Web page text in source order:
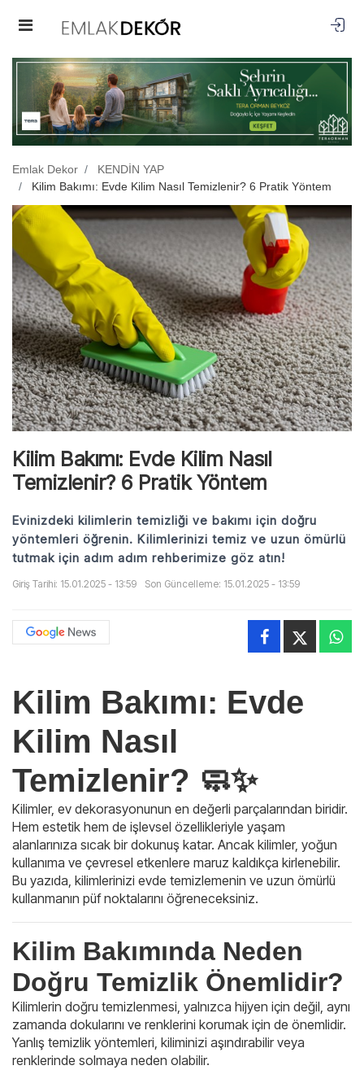
Emlak Dekor
KENDİN YAP
Kilim Bakımı: Evde Kilim Nasıl Temizlenir? 6 Pratik Yöntem
Kilim Bakımı: Evde Kilim Nasıl
Temizlenir? 6 Pratik Yöntem
Evinizdeki kilimlerin temizliği ve bakımı için doğru
yöntemleri öğrenin. Kilimlerinizi temiz ve uzun ömürlü
tutmak için adım adım rehberimize göz atın!
Giriş Tarihi: 15.01.2025 - 13:59 Son Güncelleme: 15.01.2025 - 13:59
Kilim Bakımı: Evde
Kilim Nasıl
Temizlenir? 🧼✨
Kilimler, ev dekorasyonunun en değerli parçalarından biridir.
Hem estetik hem de işlevsel özellikleriyle yaşam
alanlarınıza sıcak bir dokunuş katar. Ancak kilimler, yoğun
kullanıma ve çevresel etkenlere maruz kaldıkça kirlenebilir.
Bu yazıda, kilimlerinizi evde temizlemenin ve uzun ömürlü
kullanmanın püf noktalarını öğreneceksiniz.
Kilim Bakımında Neden
Doğru Temizlik Önemlidir?
Kilimlerin doğru temizlenmesi, yalnızca hijyen için değil, aynı
zamanda dokularını ve renklerini korumak için de önemlidir.
Yanlış temizlik yöntemleri, kiliminizi aşındırabilir veya
renklerinde solmaya neden olabilir.